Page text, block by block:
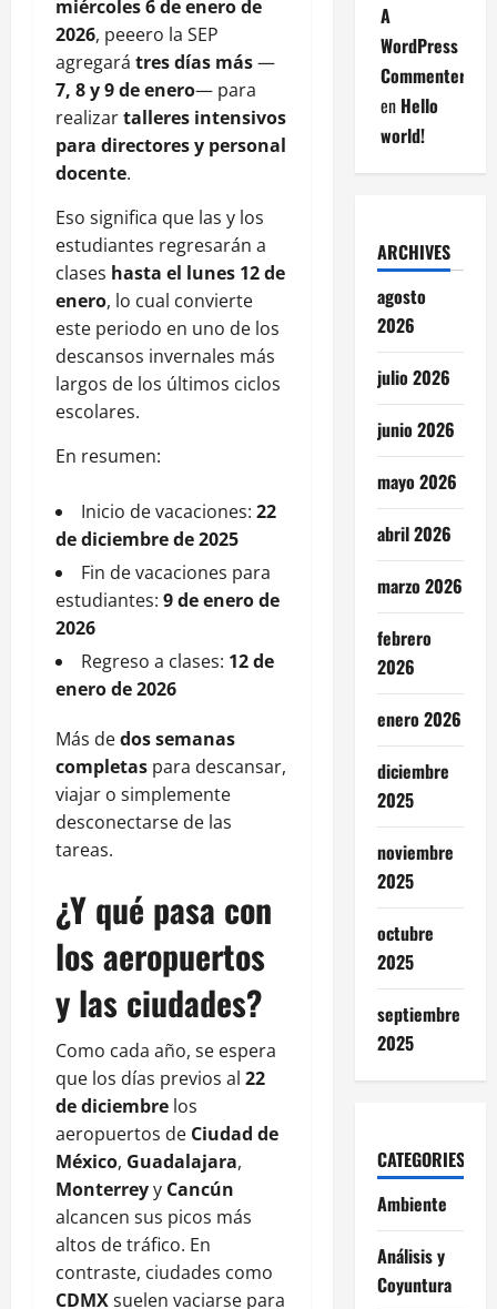
miércoles 6 de enero de
2026, peeero la SEP
agregará tres días más—
7, 8 y 9 de enero— para
realizartalleres intensivos
para directores y personal
docente.
Eso significa que las y los
estudiantes regresarán a
clases hasta el lunes 12 de
enero, lo cual convierte
este periodo en uno de los
descansos invernales más
largos de los últimos ciclos
escolares.
En resumen:
Inicio de vacaciones: 22
de diciembre de 2025
Fin de vacaciones para
estudiantes: 9 de enero de
2026
Regreso a clases: 12 de
enero de 2026
Más dedos semanas
completas para descansar,
viajar o simplemente
desconectarse de las
tareas.
¿Y qué pasa con
los aeropuertos
y las ciudades?
Como cada año, se espera
que los días previos al 22
de diciembre los
aeropuertos de Ciudad de
México, Guadalajara,
Monterreyy Cancún
alcancen sus picos más
altos de tráfico. En
contraste, ciudades como
CDMXsuelen vaciarse para
A
WordPress
Commenter
en Hello
world!
ARCHIVES
agosto
2026
julio 2026
junio 2026
mayo 2026
abril 2026
marzo 2026
febrero
2026
enero 2026
diciembre
2025
noviembre
2025
octubre
2025
septiembre
2025
CATEGORIES
Ambiente
Análisis y
Coyuntura